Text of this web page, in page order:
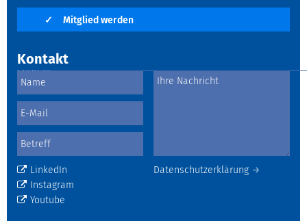
✓ Mitglied werden
Kontakt
Datenschutzerklärung →
LinkedIn
Instagram
Youtube